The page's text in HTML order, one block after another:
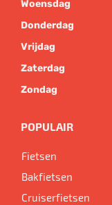
Woensdag
Donderdag
Vrijdag
Zaterdag
Zondag
POPULAIR
Fietsen
Bakfietsen
Cruiserfietsen